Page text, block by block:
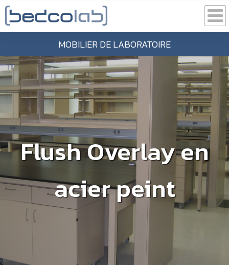
MOBILIER DE LABORATOIRE
Flush Overlay en
acier peint